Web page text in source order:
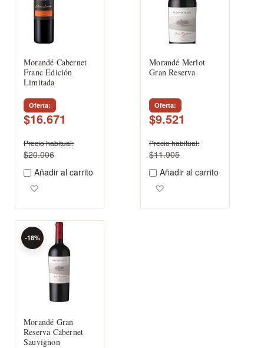
Morandé Cabernet
Franc Edición
Limitada
Oferta
$16.671
Precio habitual
$20.006
Añadir al carrito
Morandé Merlot
Gran Reserva
Oferta
$9.521
Precio habitual
$11.905
Añadir al carrito
Morandé Gran
Reserva Cabernet
Sauvignon
-18%